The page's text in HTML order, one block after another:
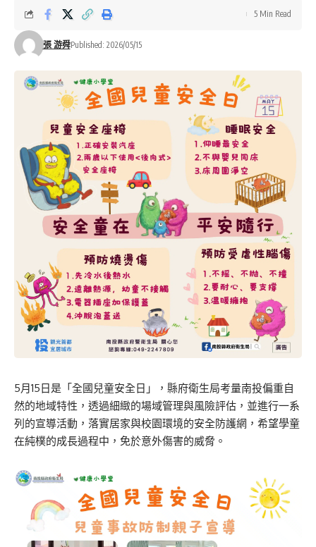
張 游舜Published: 2026/05/15
5 Min Read
5月15日是「全國兒童安全日」，縣府衛生局考量南投偏重自
然的地域特性，透過細緻的場域管理與風險評估，並進行一系
列的宣導活動，落實居家與校園環境的安全防護網，希望學童
在純樸的成長過程中，免於意外傷害的威脅。